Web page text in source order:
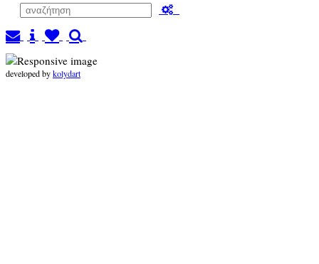
developed bykolydart